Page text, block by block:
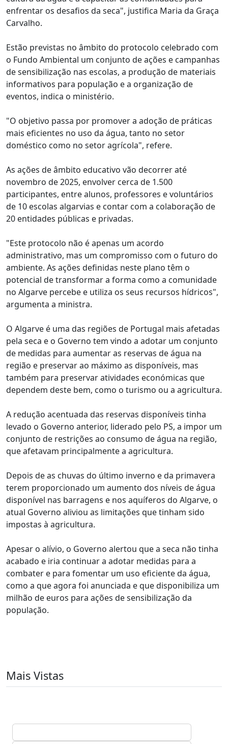
enfrentar os desafios da seca", justifica Maria da Graça
Carvalho.
Estão previstas no âmbito do protocolo celebrado com
o Fundo Ambiental um conjunto de ações e campanhas
de sensibilização nas escolas, a produção de materiais
informativos para população e a organização de
eventos, indica o ministério.
"O objetivo passa por promover a adoção de práticas
mais eficientes no uso da água, tanto no setor
doméstico como no setor agrícola", refere.
As ações de âmbito educativo vão decorrer até
novembro de 2025, envolver cerca de 1.500
participantes, entre alunos, professores e voluntários
de 10 escolas algarvias e contar com a colaboração de
20 entidades públicas e privadas.
"Este protocolo não é apenas um acordo
administrativo, mas um compromisso com o futuro do
ambiente. As ações definidas neste plano têm o
potencial de transformar a forma como a comunidade
no Algarve percebe e utiliza os seus recursos hídricos",
argumenta a ministra.
O Algarve é uma das regiões de Portugal mais afetadas
pela seca e o Governo tem vindo a adotar um conjunto
de medidas para aumentar as reservas de água na
região e preservar ao máximo as disponíveis, mas
também para preservar atividades económicas que
dependem deste bem, como o turismo ou a agricultura.
A redução acentuada das reservas disponíveis tinha
levado o Governo anterior, liderado pelo PS, a impor um
conjunto de restrições ao consumo de água na região,
que afetavam principalmente a agricultura.
Depois de as chuvas do último inverno e da primavera
terem proporcionado um aumento dos níveis de água
disponível nas barragens e nos aquíferos do Algarve, o
atual Governo aliviou as limitações que tinham sido
impostas à agricultura.
Apesar o alívio, o Governo alertou que a seca não tinha
acabado e iria continuar a adotar medidas para a
combater e para fomentar um uso eficiente da água,
como a que agora foi anunciada e que disponibiliza um
milhão de euros para ações de sensibilização da
população.
Mais Vistas